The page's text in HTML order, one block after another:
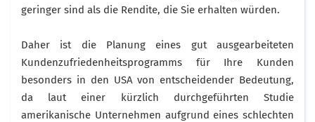
geringer sind als die Rendite, die Sie erhalten würden.
Daher ist die Planung eines gut ausgearbeiteten
Kundenzufriedenheitsprogramms für Ihre Kunden
besonders in den USA von entscheidender Bedeutung,
da laut einer kürzlich durchgeführten Studie
amerikanische Unternehmen aufgrund eines schlechten